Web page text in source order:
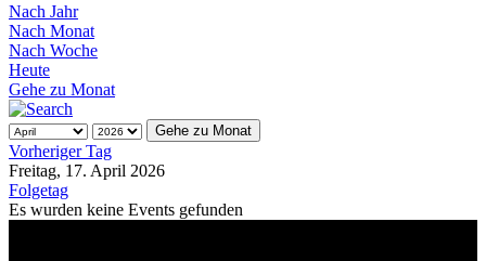
Nach Jahr
Nach Monat
Nach Woche
Heute
Gehe zu Monat
Gehe zu Monat
Vorheriger Tag
Freitag, 17. April 2026
Folgetag
Es wurden keine Events gefunden